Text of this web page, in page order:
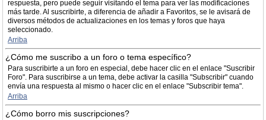
respuesta, pero puede seguir visitando el tema para ver las modificaciones
más tarde. Al suscribirte, a diferencia de añadir a Favoritos, se le avisará de
diversos métodos de actualizaciones en los temas y foros que haya
seleccionado.
Arriba
¿Cómo me suscribo a un foro o tema específico?
Para suscribirte a un foro en especial, debe hacer clic en el enlace "Suscribir
Foro". Para suscribirse a un tema, debe activar la casilla "Subscribir" cuando
envía una respuesta al mismo o hacer clic en el enlace "Subscribir tema".
Arriba
¿Cómo borro mis suscripciones?